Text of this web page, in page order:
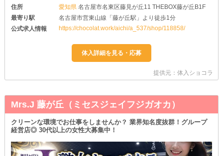
住所
愛知県名古屋市名東区藤見が丘11 THEBOX藤が丘B1F
最寄り駅
名古屋市営東山線「藤が丘駅」より徒歩1分
公式求人情報
https://chocolat.work/aichi/a_537/shop/118858/
提供元：体入ショコラ
Mrs.J 藤が丘（ミセスジェイフジガオカ）
クリーンな環境でお仕事をしませんか？ 業界知名度抜群！グループ
経営店◎ 30代以上の女性大募集中！